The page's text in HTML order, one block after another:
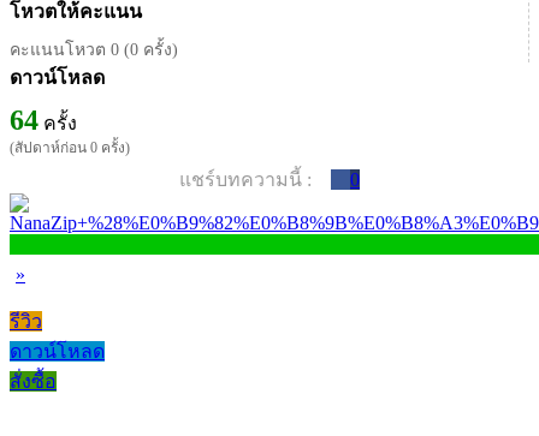
โหวตให้คะแนน
คะแนนโหวต 0 (0 ครั้ง)
ดาวน์โหลด
64 ครั้ง
(สัปดาห์ก่อน 0 ครั้ง)
แชร์บทความนี้ : 0
»
รีวิว
ดาวน์โหลด
สั่งซื้อ